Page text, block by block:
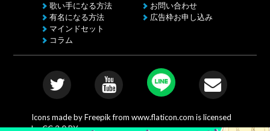
歌い手になる方法
有名になる方法
マインドセット
コラム
お問い合わせ
広告枠お申し込み
Icons made byFreepikfrom www.flaticon.com is licensed
byCC 3.0 BY